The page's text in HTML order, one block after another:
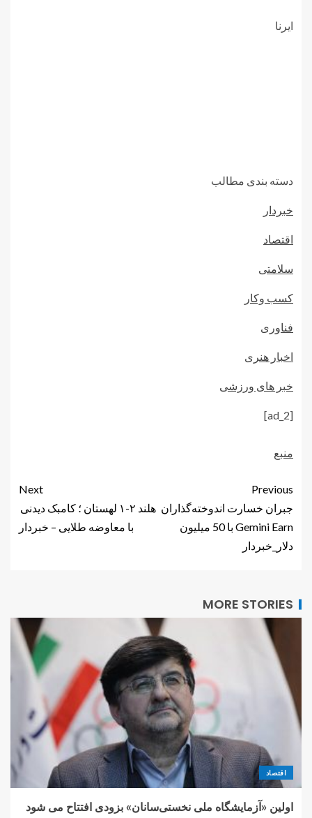
ایرنا
دسته بندی مطالب
خبردار
اقتصاد
سلامتی
کسب وکار
فناوری
اخبار هنری
خبر های ورزشی
[ad_2]
منبع
Previous
جبران خسارت اندوخته‌گذاران
Gemini Earn با 50 میلیون
دلار_خبردار
Next
هلند ۲-۱ لهستان ؛ کامبک دیدنی
با معاوضه طلایی – خبردار
MORE STORIES
اقتصاد
اولین «آزمایشگاه ملی نخستی‌سانان» بزودی افتتاح می شود